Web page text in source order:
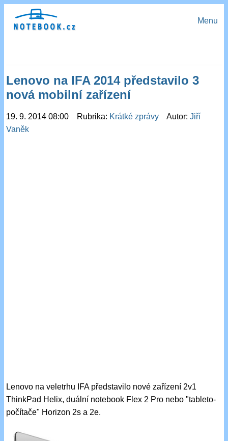
Menu
Lenovo na IFA 2014 představilo 3
nová mobilní zařízení
19. 9. 2014 08:00 Rubrika: Krátké zprávy Autor:Jiří
Vaněk
Lenovo na veletrhu IFA představilo nové zařízení 2v1
ThinkPad Helix, duální notebook Flex 2 Pro nebo "tableto-
počítače" Horizon 2s a 2e.